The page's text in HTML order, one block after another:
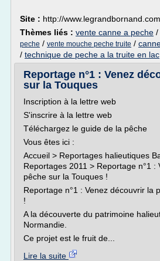
Site : http://www.legrandbornand.com
Thèmes liés : vente canne a peche /
peche / vente mouche peche truite /
/ technique de peche a la truite en lac
Reportage n°1 : Venez
sur la Touques
Inscription à la lettre web
S'inscrire à la lettre web
Téléchargez le guide de la pêche
Vous êtes ici :
Accueil > Reportages halieutiques
Reportages 2011 > Reportage n°1 :
pêche sur la Touques !
Reportage n°1 : Venez découvrir la
!
A la découverte du patrimoine
Normandie.
Ce projet est le fruit de...
Lire la suite